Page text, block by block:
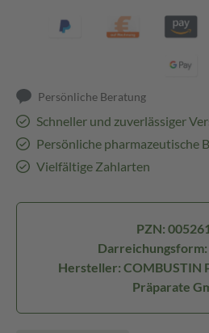
Persönliche Beratung
Schneller und zuverlässiger
Persönliche pharmazeutische
Vielfältige Zahlarten
PZN:
Hersteller: COMBUSTIN
Präparate